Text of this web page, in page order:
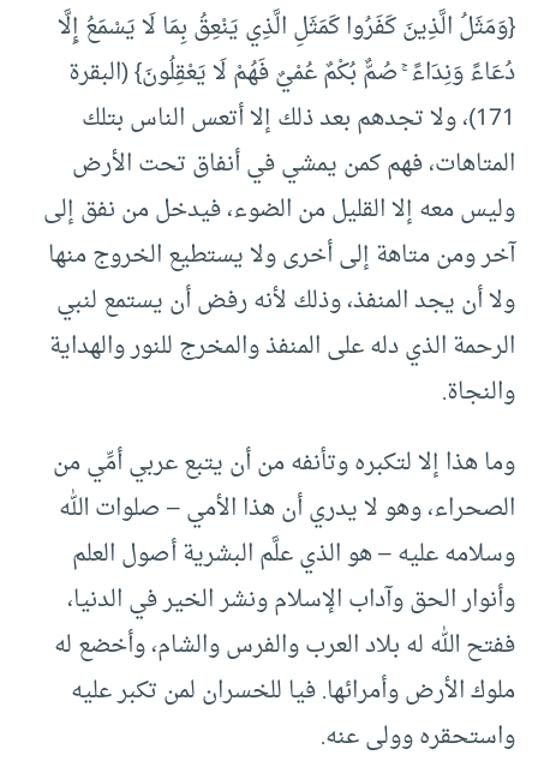
{وَمَثَلُ الَّذِينَ كَفَرُوا كَمَثَلِ الَّذِي يَنْعِقُ بِمَا لَا يَسْمَعُ إِلَّا
دُعَاءً وَنِدَاءً ۚ صُمٌّ بُكْمٌ عُمْيٌ فَهُمْ لَا يَعْقِلُونَ} (البقرة
171)، ولا تجدهم بعد ذلك إلا أتعس الناس بتلك
المتاهات، فهم كمن يمشي في أنفاق تحت الأرض
وليس معه إلا القليل من الضوء، فيدخل من نفق إلى
آخر ومن متاهة إلى أخرى ولا يستطيع الخروج منها
ولا أن يجد المنفذ، وذلك لأنه رفض أن يستمع لنبي
الرحمة الذي دله على المنفذ والمخرج للنور والهداية
والنجاة.
وما هذا إلا لتكبره وتأنفه من أن يتبع عربي أمِّي من
الصحراء، وهو لا يدري أن هذا الأمي – صلوات الله
وسلامه عليه – هو الذي علَّم البشرية أصول العلم
وأنوار الحق وآداب الإسلام ونشر الخير في الدنيا،
ففتح الله له بلاد العرب والفرس والشام، وأخضع له
ملوك الأرض وأمرائها. فيا للخسران لمن تكبر عليه
واستحقره وولى عنه.